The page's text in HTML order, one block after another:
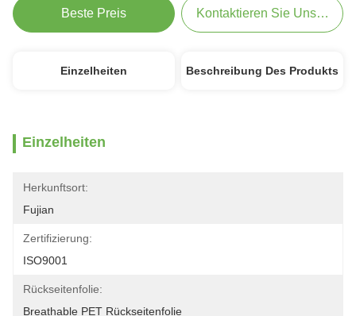
Beste Preis Kontaktieren Sie Uns Jetzt
Einzelheiten Beschreibung Des Produkts
Einzelheiten
Herkunftsort:
Fujian
Zertifizierung:
ISO9001
Rückseitenfolie:
Breathable PET Rückseitenfolie